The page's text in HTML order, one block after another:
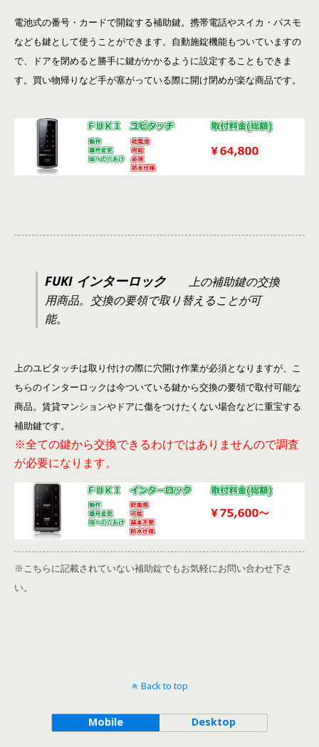
電池式の番号・カードで開錠する補助鍵。携帯電話やスイカ・パスモ
なども鍵として使うことができます。自動施錠機能もついていますの
で、ドアを閉めると勝手に鍵がかかるように設定することもできま
す。買い物帰りなど手が塞がっている際に開け閉めが楽な商品です。
FUKI インターロック 上の補助鍵の交換
用商品。交換の要領で取り替えることが可
能。
上のユビタッチは取り付けの際に穴開け作業が必須となりますが、こ
ちらのインターロックは今ついている鍵から交換の要領で取付可能な
商品。賃貸マンションやドアに傷をつけたくない場合などに重宝する
補助鍵です。
※全ての鍵から交換できるわけではありませんので調査
が必要になります。
※こちらに記載されていない補助錠でもお気軽にお問い合わせ下さ
い。
Back to top
Mobile Desktop